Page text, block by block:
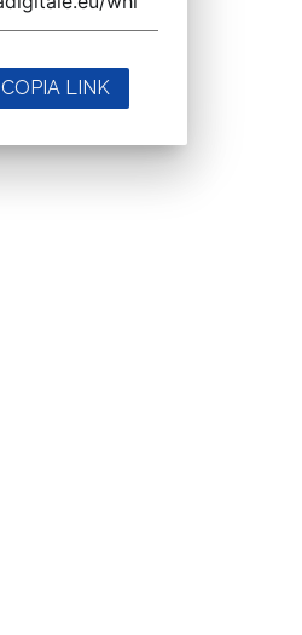
COPIA LINK